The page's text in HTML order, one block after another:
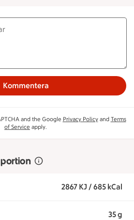
Kommentera
and the Google Privacy Policyand Terms
of Service apply.
2867 KJ / 685 kCal
35 g